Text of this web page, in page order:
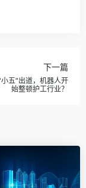
下一篇
五”出道，机器人开
始整顿护工行业？